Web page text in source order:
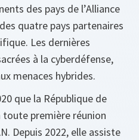
des pays de l’Alliance
quatre pays partenaires
Les dernières
à la cyberdéfense,
menaces hybrides.
que la République de
toute première réunion
Depuis 2022, elle assiste